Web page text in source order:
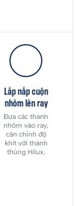
Lắp nắp cuộn
nhôm lên ray
Đưa các thanh
nhôm vào ray,
căn chỉnh độ
khít với thành
thùng Hilux.